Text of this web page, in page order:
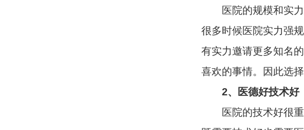
医院的规模和实力
很多时候医院实力强
有实力邀请更多知名
喜欢的事情。因此选
2、医德好技术好
医院的技术好很重